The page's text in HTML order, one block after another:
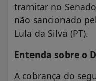
tramitar no
não sancionado
Lula da Silva (PT).
Entenda sobre o
A cobrança do